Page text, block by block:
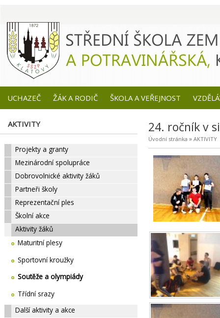
UCHAZEČ ŽÁK A RODIČ ŠKOLA A VEŘEJNOST
AKTIVITY
Projekty a granty
Mezinárodní spolupráce
Dobrovolnické aktivity žáků
Partneři školy
Reprezentační ples
Školní akce
Aktivity žáků
Maturitní plesy
Sportovní kroužky
Soutěže a olympiády
Třídní srazy
Další aktivity a akce
24. ročník v
Úvodní stránka » AKTIVITY